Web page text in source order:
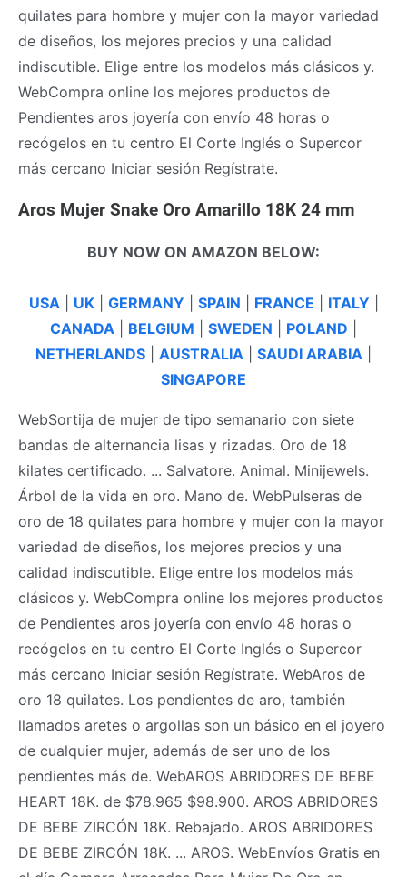
quilates para hombre y mujer con la mayor variedad
de diseños, los mejores precios y una calidad
indiscutible. Elige entre los modelos más clásicos y.
WebCompra online los mejores productos de
Pendientes aros joyería con envío 48 horas o
recógelos en tu centro El Corte Inglés o Supercor
más cercano Iniciar sesión Regístrate.
Aros Mujer Snake Oro Amarillo 18K 24 mm
BUY NOW ON AMAZON BELOW:
USA UK| GERMANY SPAIN FRANCE ITALY
CANADA
BELGIUM SWEDEN POLAND
NETHERLANDS
AUSTRALIA SAUDI ARABIA
SINGAPORE
WebSortija de mujer de tipo semanario con siete
bandas de alternancia lisas y rizadas. Oro de 18
kilates certificado. ... Salvatore. Animal. Minijewels.
Árbol de la vida en oro. Mano de. WebPulseras de
oro de 18 quilates para hombre y mujer con la mayor
variedad de diseños, los mejores precios y una
calidad indiscutible. Elige entre los modelos más
clásicos y. WebCompra online los mejores productos
de Pendientes aros joyería con envío 48 horas o
recógelos en tu centro El Corte Inglés o Supercor
más cercano Iniciar sesión Regístrate. WebAros de
oro 18 quilates. Los pendientes de aro, también
llamados aretes o argollas son un básico en el joyero
de cualquier mujer, además de ser uno de los
pendientes más de. WebAROS ABRIDORES DE BEBE
HEART 18K. de $78.965 $98.900. AROS ABRIDORES
DE BEBE ZIRCÓN 18K. Rebajado. AROS ABRIDORES
DE BEBE ZIRCÓN 18K. ... AROS. WebEnvíos Gratis en